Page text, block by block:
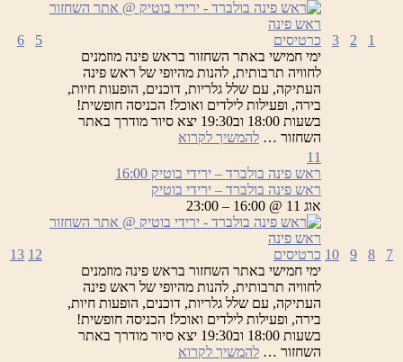
1
2
3
כרטיסים
ימי חמישי באתר השחזור בראש פינה מוזמנים
לחוויה תרבותית, להנות מהיופי של ראש פינה
העתיקה, עם שלל גלריות, דוכנים, הופעות חיות,
בירה, ופעילות לילדים ואוכל! הכניסה חופשית!
בשעות 18:00 וב19:30 יצא סיור מודרך באתר
השחזור … להמשיך לקרוא
בולברד
–
ירידי
בוטיק
5
6
7
8
9
10
11
ראש פינה בולברד – ירידי בוטיק 16:00
ראש פינה בולברד – ירידי בוטיק
אוג 11 @ 16:00 – 23:00
כרטיסים
ימי חמישי באתר השחזור בראש פינה מוזמנים
לחוויה תרבותית, להנות מהיופי של ראש פינה
העתיקה, עם שלל גלריות, דוכנים, הופעות חיות,
בירה, ופעילות לילדים ואוכל! הכניסה חופשית!
בשעות 18:00 וב19:30 יצא סיור מודרך באתר
השחזור … להמשיך לקרוא
12
13